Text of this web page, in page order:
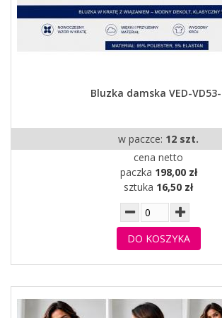
Bluzka damska VED-VD53-
w paczce: 12 szt.
cena netto
paczka 198,00 zł
sztuka 16,50 zł
DO KOSZYKA